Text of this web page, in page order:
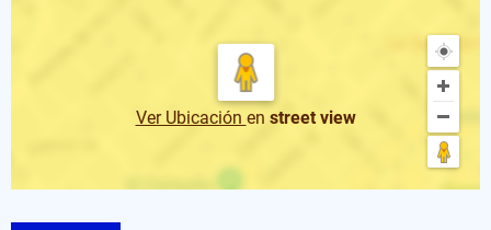
Ver Ubicación en street view